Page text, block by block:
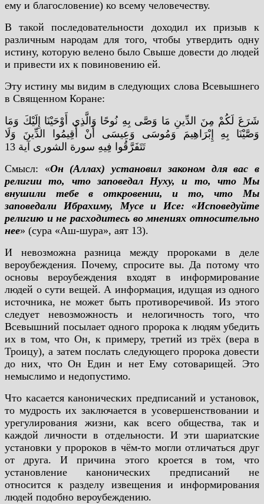
ему и благословение) ко всему человечеству.
В такой последовательности доходил их призыв к
различным народам для того, чтобы утвердить одну
истину, которую велено было Свыше довести до людей
и привести их к повиновению ей.
Эту истину мы видим в следующих слова Всевышнего
в Священном Коране:
شَرَعَ لَكُمْ مِنَ الدِّينِ مَا وَصَّى بِهِ نُوحًا وَالَّذِي أَوْحَيْنَا إِلَيْكَ وَمَا
وَصَّيْنَا بِهِ إِبْرَاهِيمَ وَمُوسَى وَعِيسَى أَنْ أَقِيمُوا الدِّينَ وَلَا
تَتَفَرَّقُوا فِيهِ سورة الشورى آية 13
Смысл: «Он (Аллах) установил законом для вас в
религии то, что заповедал Нуху, и то, что Мы
внушили тебе в откровении, и то, что Мы
заповедали Ибрахиму, Мусе и Исе: «Исповедуйте
религию и не расходитесь во мнениях относительно
нее» (сура «Аш-шура», аят 13).
И невозможна разница между пророками в деле
вероубеждения. Почему, спросите вы. Да потому что
основы вероубеждения входят в информирование
людей о сути вещей. А информация, идущая из одного
источника, не может быть противоречивой. Из этого
следует невозможность и нелогичность того, что
Всевышний посылает одного пророка к людям убедить
их в том, что Он, к примеру, третий из трёх (вера в
Троицу), а затем послать следующего пророка довести
до них, что Он Един и нет Ему сотоварищей. Это
немыслимо и недопустимо.
Что касается канонических предписаний и установок,
то мудрость их заключается в усовершенствовании и
урегулирования жизни, как всего общества, так и
каждой личности в отдельности. И эти шариатские
установки у пророков в чём-то могли отличаться друг
от друга. И причина этого кроется в том, что
установление канонических предписаний не
относится к разделу извещения и информирования
людей подобно вероубеждению.